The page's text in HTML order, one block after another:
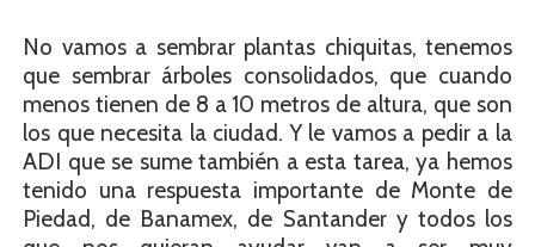
No vamos a sembrar plantas chiquitas, tenemos
que sembrar árboles consolidados, que cuando
menos tienen de 8 a 10 metros de altura, que son
los que necesita la ciudad. Y le vamos a pedir a la
ADI que se sume también a esta tarea, ya hemos
tenido una respuesta importante de Monte de
Piedad, de Banamex, de Santander y todos los